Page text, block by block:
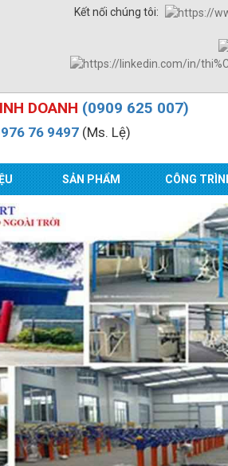
Kết nối chúng tôi:
DOANH (0909 625 007)
76 9497(Ms. Lệ)
SẢN PHẨM CÔNG